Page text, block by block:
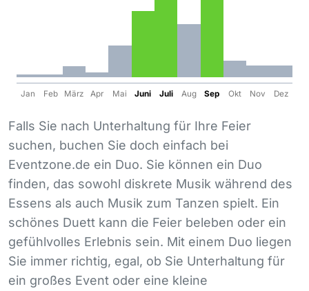
Jan Feb März Apr Mai Juni Juli Aug Sep Okt Nov Dez
Falls Sie nach Unterhaltung für Ihre Feier
suchen, buchen Sie doch einfach bei
Eventzone.de ein Duo. Sie können ein Duo
finden, das sowohl diskrete Musik während des
Essens als auch Musik zum Tanzen spielt. Ein
schönes Duett kann die Feier beleben oder ein
gefühlvolles Erlebnis sein. Mit einem Duo liegen
Sie immer richtig, egal, ob Sie Unterhaltung für
ein großes Event oder eine kleine